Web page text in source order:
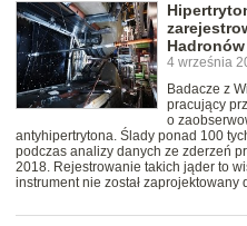
Hadronów
4 września
Badacze z
pracujący
o
antyhipertrytona. Ślady ponad 100
podczas analizy danych ze zderzeń
2018. Rejestrowanie takich jąder to
instrument nie został zaprojektowany